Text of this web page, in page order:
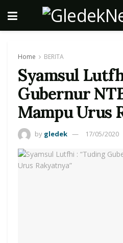
Home BERITA
Syamsul
Gubernur
Mampu Urus
by gledek 17/05/2020